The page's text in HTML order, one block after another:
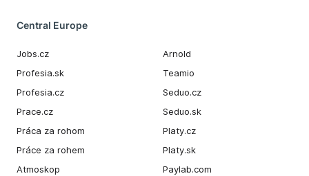
Central Europe
Jobs.cz
Profesia.sk
Profesia.cz
Prace.cz
Práca za rohom
Práce za rohem
Atmoskop
Arnold
Teamio
Seduo.cz
Seduo.sk
Platy.cz
Platy.sk
Paylab.com